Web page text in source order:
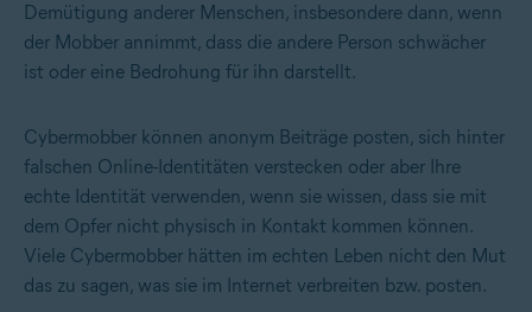
Demütigung anderer Menschen, insbesondere dann, wenn
der Mobber annimmt, dass die andere Person schwächer
ist oder eine Bedrohung für ihn darstellt.
Cybermobber können anonym Beiträge posten, sich hinter
falschen Online-Identitäten verstecken oder aber Ihre
echte Identität verwenden, wenn sie wissen, dass sie mit
dem Opfer nicht physisch in Kontakt kommen können.
Viele Cybermobber hätten im echten Leben nicht den Mut
das zu sagen, was sie im Internet verbreiten bzw. posten.